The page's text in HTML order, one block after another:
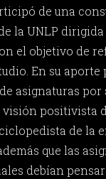
de una
la UNLP dirigida
el objetivo de
En su
asignaturas por
positivista
de la
que las
debían